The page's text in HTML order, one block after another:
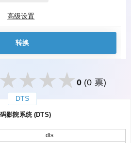
高级设置
转换
0 (0 票)
DTS
影院系统 (DTS)
.dts